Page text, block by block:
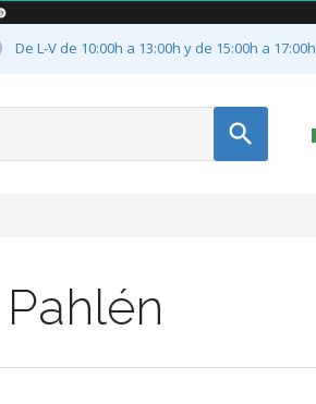
De L-V de 10:00h a 13:00h y de 15:00h a 17:00h
